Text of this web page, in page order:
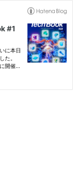
#1
に本日
た。
開催さ
フラ